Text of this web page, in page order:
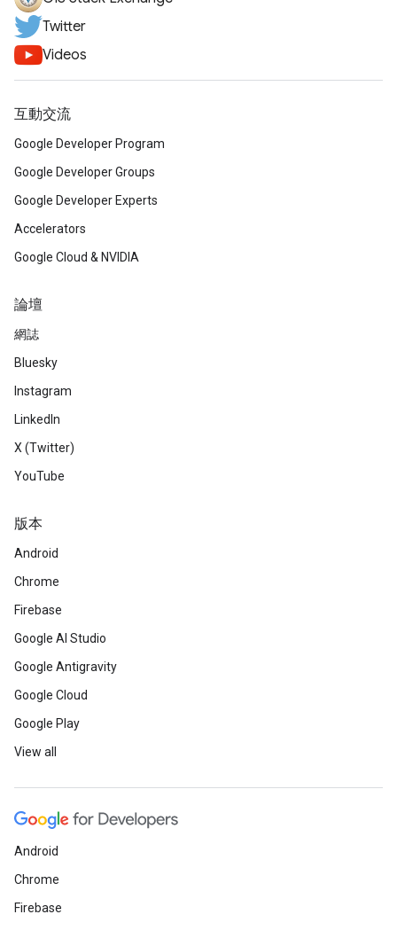
Twitter
Videos
互動交流
Google Developer Program
Google Developer Groups
Google Developer Experts
Accelerators
Google Cloud & NVIDIA
論壇
網誌
Bluesky
Instagram
LinkedIn
X (Twitter)
YouTube
版本
Android
Chrome
Firebase
Google AI Studio
Google Antigravity
Google Cloud
Google Play
View all
Android
Chrome
Firebase